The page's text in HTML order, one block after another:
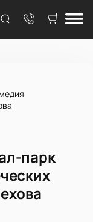
парк